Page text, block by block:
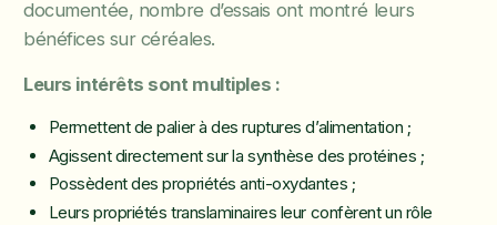
documentée, nombre d’essais ont montré leurs
bénéfices sur céréales.
Leurs intérêts sont multiples :
Permettent de palier à des ruptures d’alimentation ;
Agissent directement sur la synthèse des protéines ;
Possèdent des propriétés anti-oxydantes ;
Leurs propriétés translaminaires leur confèrent un rôle